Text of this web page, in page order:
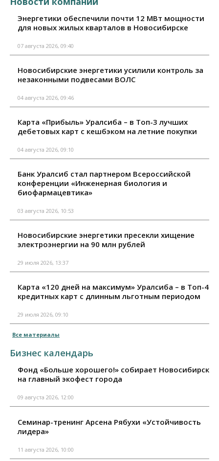
Энергетики обеспечили почти 12 МВт мощности
для новых жилых кварталов в Новосибирске
07 августа 2026, 09:40
Новосибирские энергетики усилили контроль за
незаконными подвесами ВОЛС
04 августа 2026, 09:46
Карта «Прибыль» Уралсиба – в Топ-3 лучших
дебетовых карт с кешбэком на летние покупки
04 августа 2026, 09:10
Банк Уралсиб стал партнером Всероссийской
конференции «Инженерная биология и
биофармацевтика»
03 августа 2026, 10:53
Новосибирские энергетики пресекли хищение
электроэнергии на 90 млн рублей
29 июля 2026, 13:37
Карта «120 дней на максимум» Уралсиба – в Топ-4
кредитных карт с длинным льготным периодом
29 июля 2026, 09:10
Все материалы
Бизнес календарь
Фонд «Больше хорошего!» собирает Новосибирск
на главный экофест города
09 августа 2026, 12:00
Семинар-тренинг Арсена Рябухи «Устойчивость
лидера»
11 августа 2026, 10:00